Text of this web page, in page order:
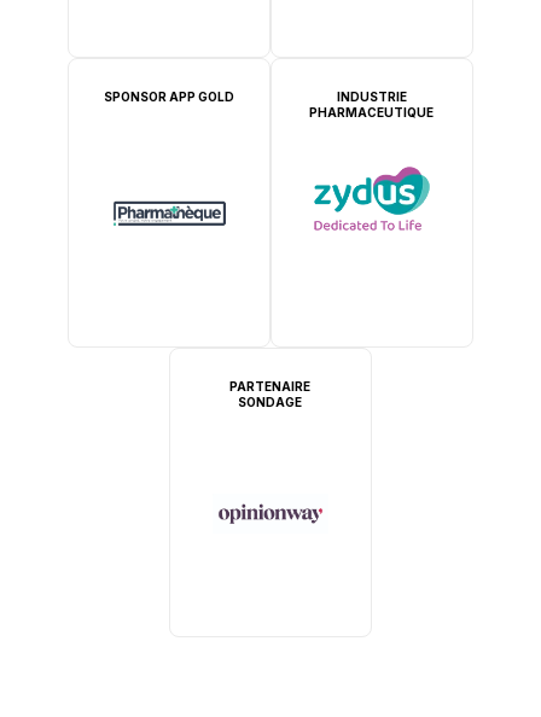
SPONSOR APP GOLD
INDUSTRIE
PHARMACEUTIQUE
PARTENAIRE
SONDAGE